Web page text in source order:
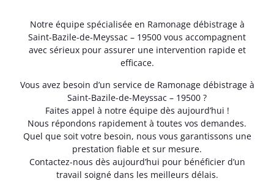
Notre équipe spécialisée en Ramonage débistrage à
Saint-Bazile-de-Meyssac – 19500 vous accompagnent
avec sérieux pour assurer une intervention rapide et
efficace.
Vous avez besoin d’un service de Ramonage débistrage à
Saint-Bazile-de-Meyssac – 19500 ?
Faites appel à notre équipe dès aujourd’hui !
Nous répondons rapidement à toutes vos demandes.
Quel que soit votre besoin, nous vous garantissons une
prestation fiable et sur mesure.
Contactez-nous dès aujourd’hui pour bénéficier d’un
travail soigné dans les meilleurs délais.